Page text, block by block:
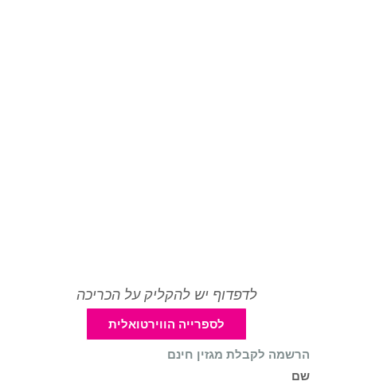
לדפדוף יש להקליק על הכריכה
לספרייה הווירטואלית
הרשמה לקבלת מגזין חינם
שם